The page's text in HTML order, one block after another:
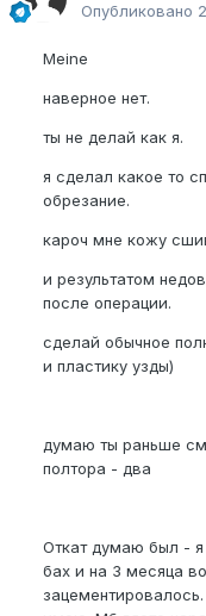
Опубликовано
Meine
наверное нет.
ты не делай как я.
я сделал какое то
обрезание.
кароч мне кожу
и результатом
после операции.
сделай обычное
и пластику узды)
думаю ты раньше
полтора - два
Откат думаю был - я
бах и на 3 месяца